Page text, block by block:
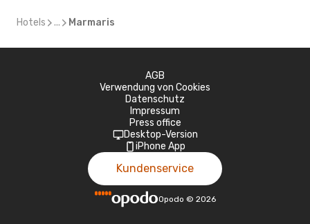
Hotels ... Marmaris
AGB
Verwendung von Cookies
Datenschutz
Impressum
Press office
Desktop-Version
iPhone App
Kundenservice
Opodo © 2026